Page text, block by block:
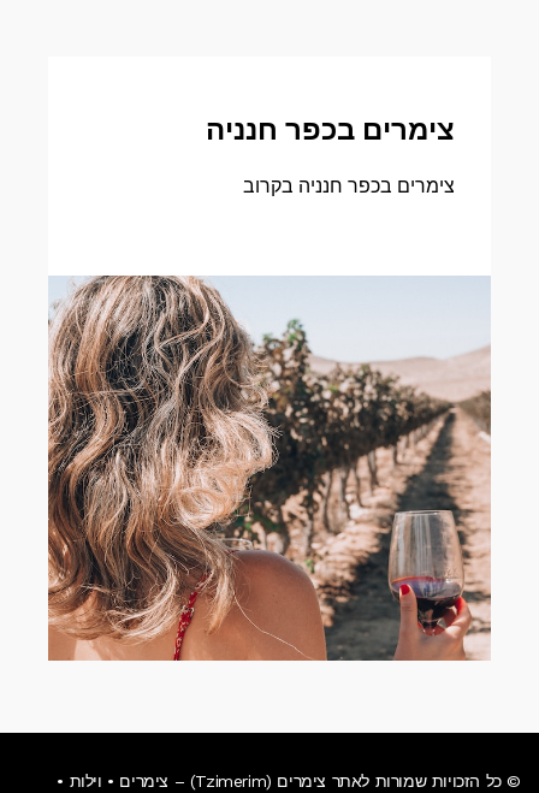
צימרים בכפר חנניה
צימרים בכפר חנניה בקרוב
© כל הזכויות שמורות לאתר צימרים (Tzimerim) – צימרים • וילות •